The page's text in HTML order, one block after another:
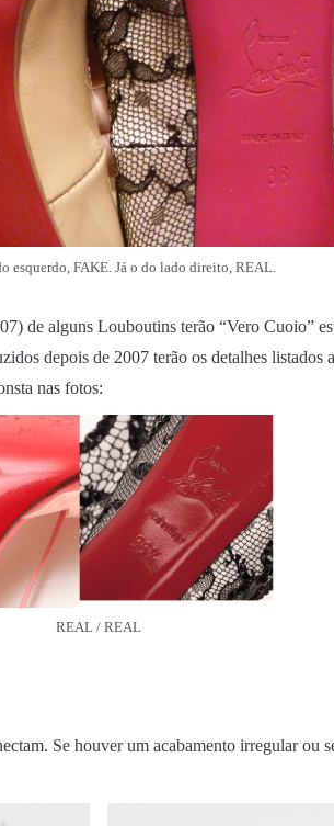
esquerdo, FAKE. Já o do lado direito, REAL.
de alguns Louboutins terão “Vero Cuoio”
depois de 2007 terão os detalhes
nas fotos:
REAL / REAL
Se houver um acabamento irregular ou